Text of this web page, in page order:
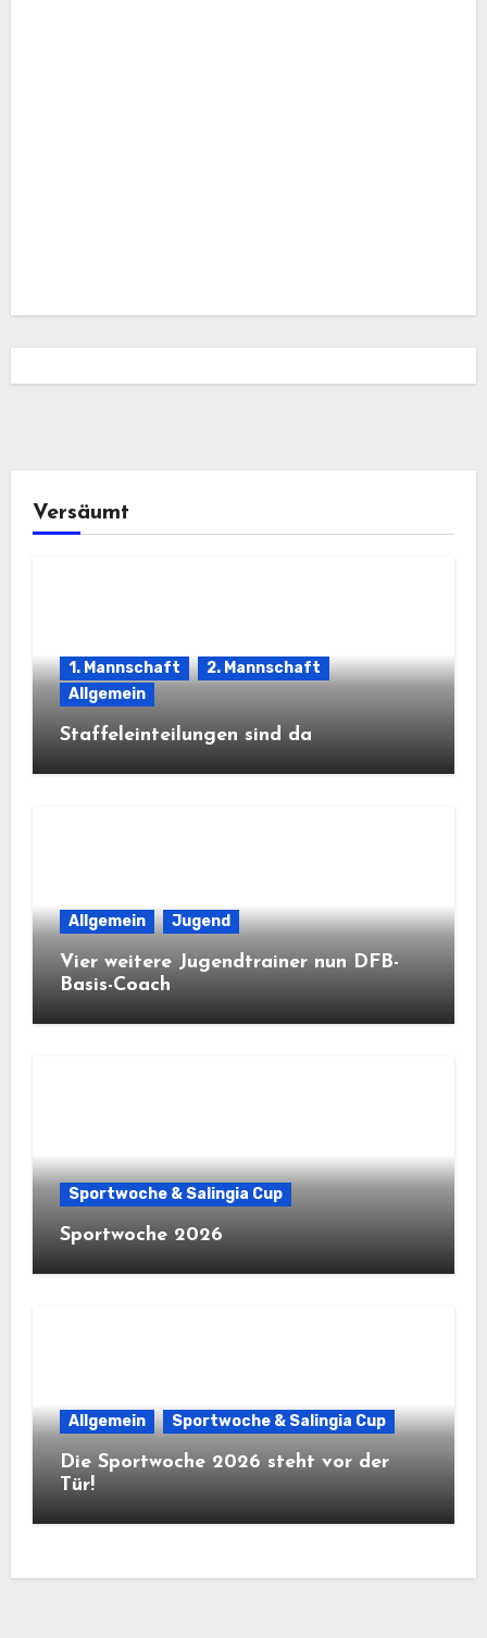
Versäumt
1. Mannschaft
2. Mannschaft
Allgemein
Staffeleinteilungen sind da
Allgemein Jugend
Vier weitere Jugendtrainer nun DFB-
Basis-Coach
Sportwoche & Salingia Cup
Sportwoche 2026
Allgemein Sportwoche & Salingia Cup
Die Sportwoche 2026 steht vor der
Tür!